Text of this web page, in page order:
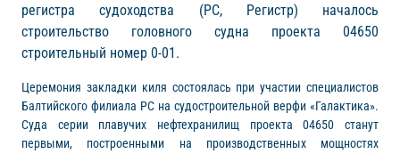
регистра судоходства (РС, Регистр) началось
строительство головного судна проекта 04650
строительный номер 0-01.
Церемония закладки киля состоялась при участии специалистов
Балтийского филиала РС на судостроительной верфи «Галактика».
Суда серии плавучих нефтехранилищ проекта 04650 станут
первыми, построенными на производственных мощностях